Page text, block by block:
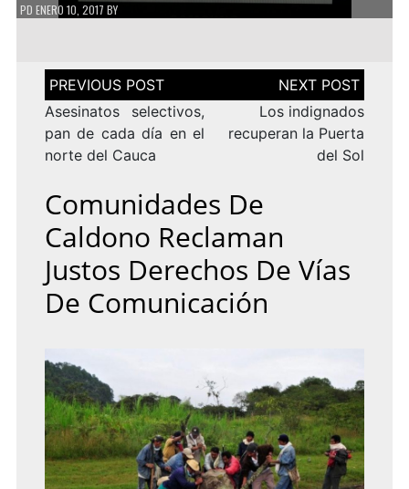
PD ENERO 10, 2017 BY
Navegación
de
entradas
Asesinatos selectivos,
pan de cada día en el
norte del Cauca
Los indignados
recuperan la Puerta
del Sol
Comunidades De
Caldono Reclaman
Justos Derechos De Vías
De Comunicación